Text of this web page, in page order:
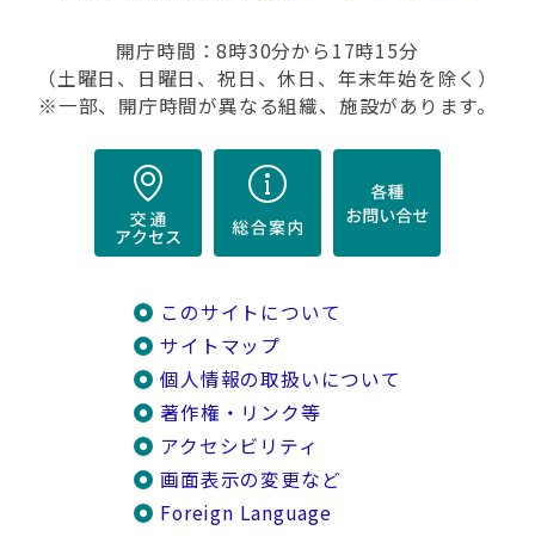
開庁時間：8時30分から17時15分
（土曜日、日曜日、祝日、休日、年末年始を除く）
※一部、開庁時間が異なる組織、施設があります。
このサイトについて
サイトマップ
個人情報の取扱いについて
著作権・リンク等
アクセシビリティ
画面表示の変更など
Foreign Language